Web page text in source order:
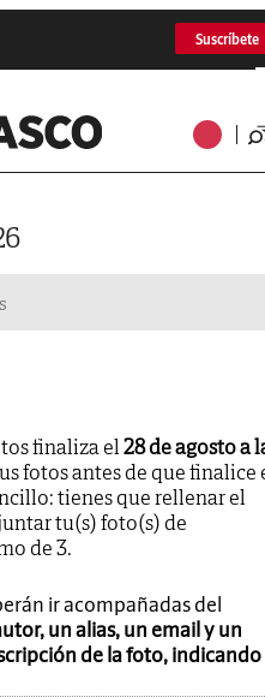
Suscríbete
finaliza el28 de agosto a
fotos antes de que finalice
tienes que rellenar el
tu(s) foto(s) de
de 3.
ir acompañadas del
un alias, un email y un
de la foto, indicando